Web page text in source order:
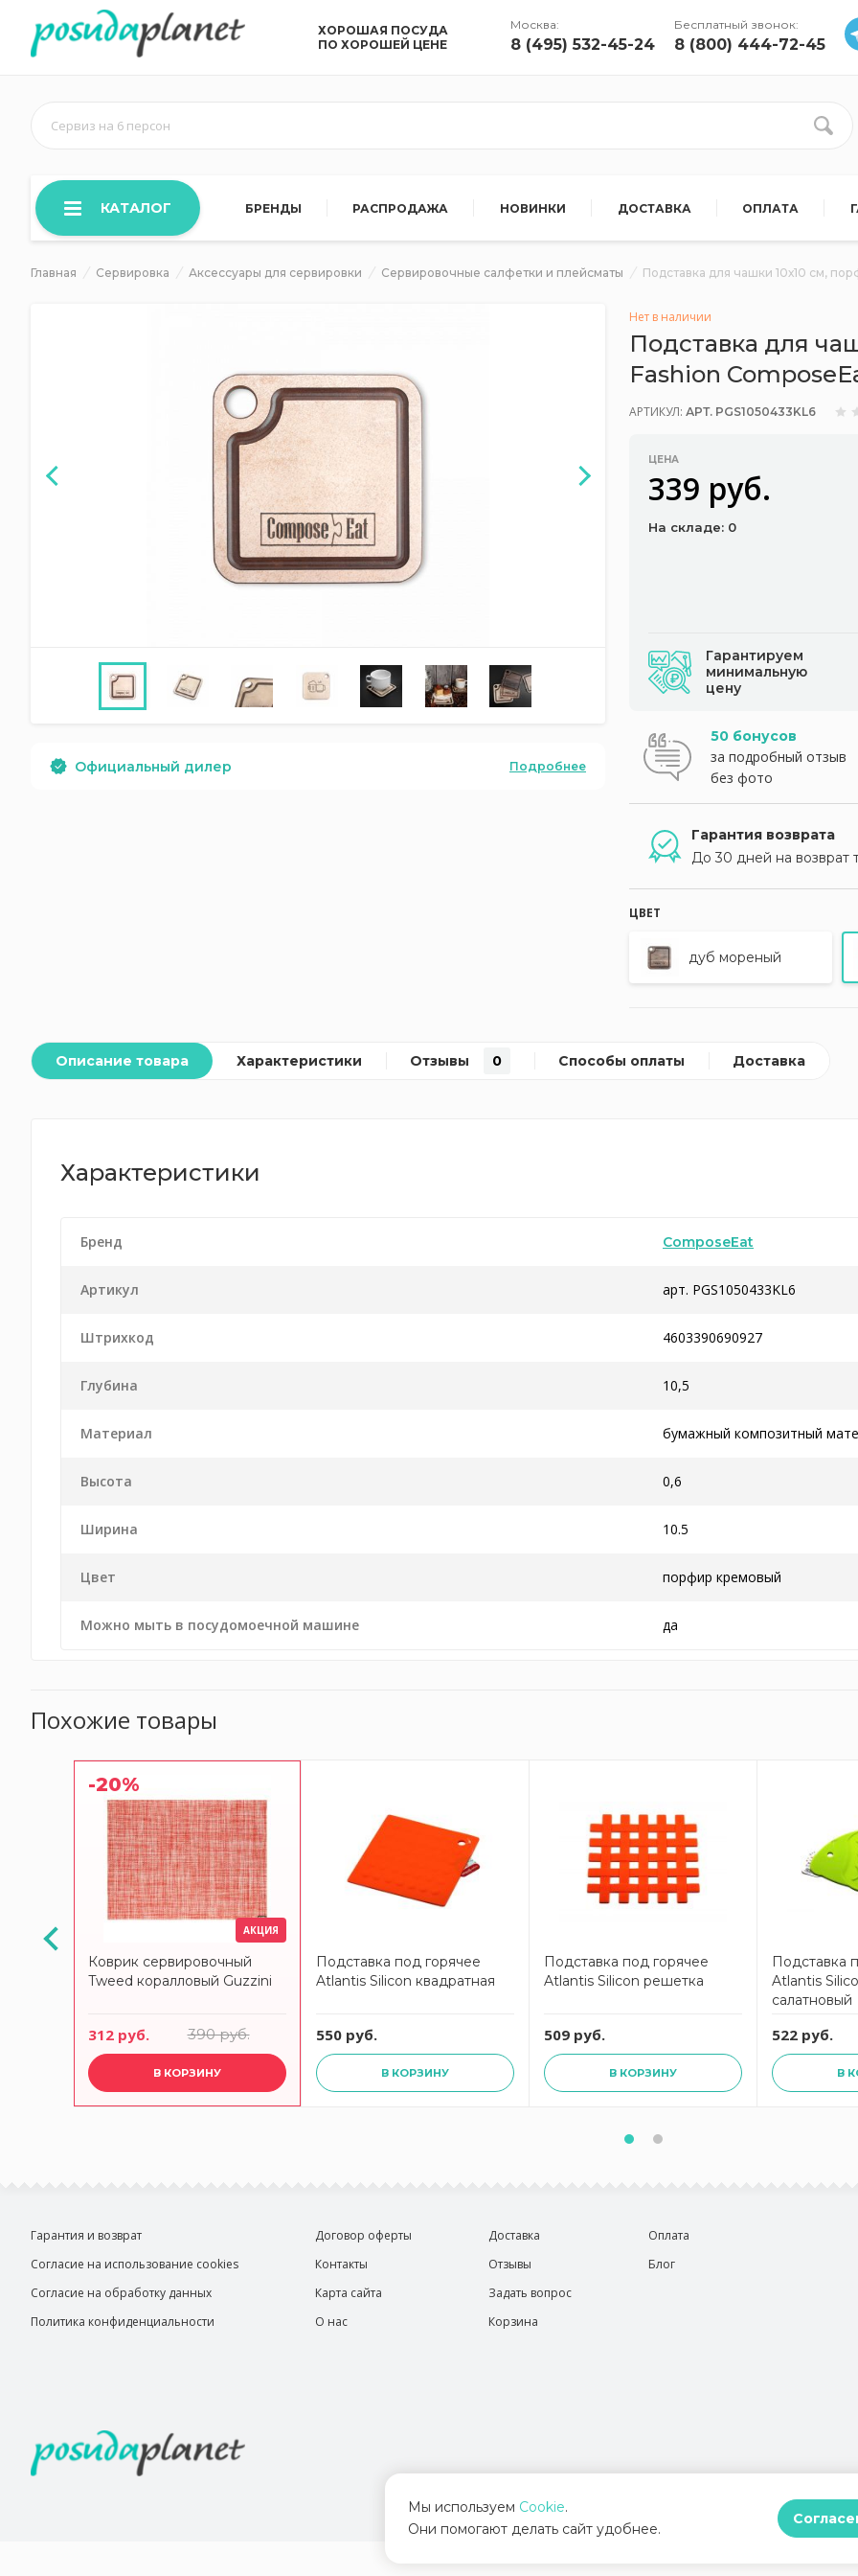
ХОРОШАЯ ПОСУДА
ПО ХОРОШЕЙ ЦЕНЕ
Москва:
8 (495) 532-45-24
Бесплатный звонок:
8 (800) 444-72-45
Сервиз на 6 персон
КАТАЛОГ БРЕНДЫ РАСПРОДАЖА НОВИНКИ ДОСТАВКА ОПЛАТА
Главная Сервировка Аксессуары для сервировки Сервировочные салфетки и плейсматы Подставка для чашки 10х10 см,
Официальный дилер Подробнее
Нет в наличии
Подставка для
Fashion
АРТИКУЛ: АРТ. PGS1050433KL6
ЦЕНА
339 руб.
На складе: 0
Гарантируем
минимальную
цену
50 бонусов
за подробный отзыв
без фото
Гарантия возврата
До 30 дней на возврат
ЦВЕТ
дуб мореный
Описание товара Характеристики Отзывы 0 Способы оплаты Доставка
Характеристики
Бренд ComposeEat
Артикул арт. PGS1050433KL6
Штрихкод 4603390690927
Глубина 10,5
Материал бумажный композитный
Высота 0,6
Ширина 10.5
Цвет порфир кремовый
Можно мыть в посудомоечной машине да
Похожие товары
-20%
АКЦИЯ
Коврик сервировочный
Tweed коралловый Guzzini
312 руб. 390 руб.
В КОРЗИНУ
Подставка под горячее
Atlantis Silicon квадратная
550 руб.
В КОРЗИНУ
Подставка под горячее
Atlantis Silicon решетка
509 руб.
В КОРЗИНУ
Подставка
Atlantis
салатновый
522 руб.
В
Гарантия и возврат
Согласие на использование cookies
Согласие на обработку данных
Политика конфиденциальности
Договор оферты
Контакты
Карта сайта
О нас
Доставка
Отзывы
Задать вопрос
Корзина
Оплата
Блог
Мы используем Cookie.
Они помогают делать сайт удобнее.